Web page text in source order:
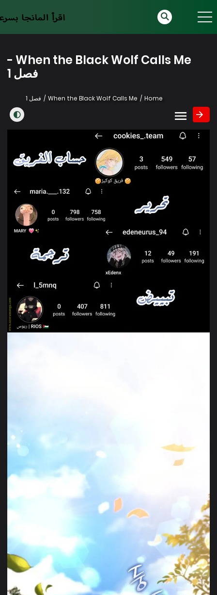
When the Black Wolf Calls Me -
فصل 1
Home
When the Black Wolf Calls Me فصل 1